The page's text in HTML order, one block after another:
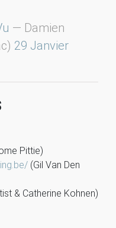
— Damien
29 Janvier
Pittie)
(Gil Van Den
& Catherine Kohnen)